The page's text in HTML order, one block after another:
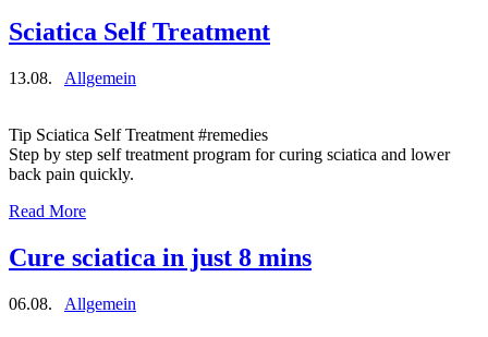
Sciatica Self Treatment
13.08. Allgemein
Tip Sciatica Self Treatment #remedies
Step by step self treatment program for curing sciatica and lower
back pain quickly.
Read More
Cure sciatica in just 8 mins
06.08. Allgemein